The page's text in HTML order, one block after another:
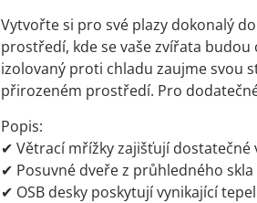
Vytvořte si pro své plazy dokonalý
prostředí, kde se vaše zvířata
izolovaný proti chladu zaujme svou
přirozeném prostředí. Pro
Popis:
✔ Větrací mřížky zajišťují
✔ Posuvné dveře z průhledného
✔ OSB desky poskytují vynikající